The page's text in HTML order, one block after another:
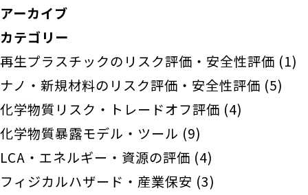
アーカイブ
カテゴリー
再生プラスチックのリスク評価・安全性評価 (1)
ナノ・新規材料のリスク評価・安全性評価 (5)
化学物質リスク・トレードオフ評価 (4)
化学物質暴露モデル・ツール (9)
LCA・エネルギー・資源の評価 (4)
フィジカルハザード・産業保安 (3)